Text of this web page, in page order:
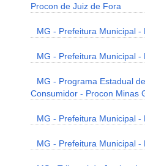
Procon de Juiz de Fora
MG - Prefeitura Municipal
MG - Prefeitura Municipal -
MG - Programa Estadual
Consumidor - Procon Minas
MG - Prefeitura Municipal
MG - Prefeitura Municipal -